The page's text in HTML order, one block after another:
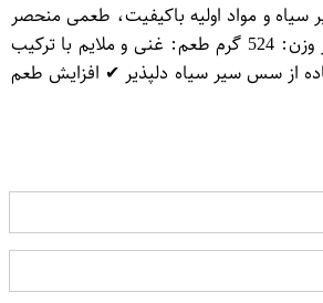
خوش‌طعم است که با ترکیب سیر سیاه و مواد اولیه باکیفیت، طعمی منحصر
به فرد به غذاهای شما می‌بخشد. این محصول مناسب برای انواع غذاها از جمله ساندویچ‌ها، سالادها و غذاهای گریل شده است. ویژگی‌های سس سیر سیاه دلپذیر وزن: 524 گرم طعم: غنی و ملایم با ترکیب
از سس سیر سیاه دلپذیر ✔ افزایش طعم